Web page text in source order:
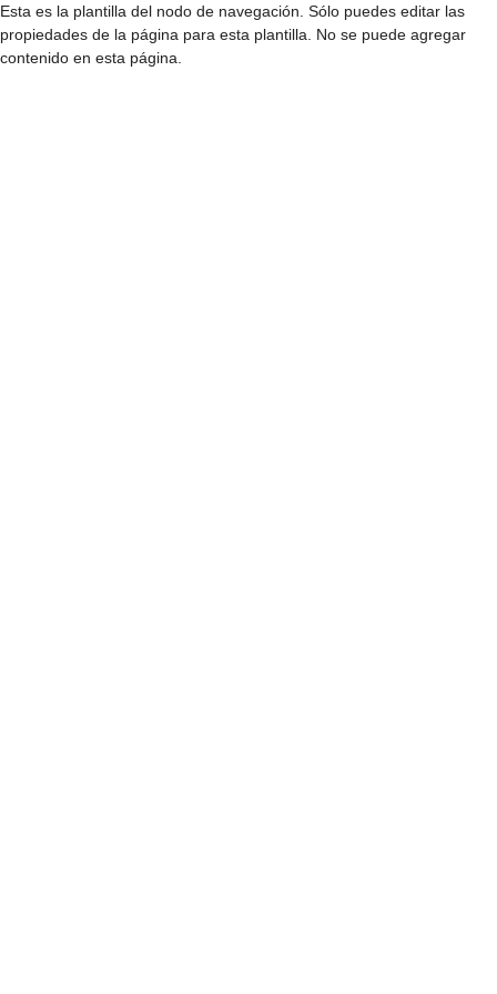
Esta es la plantilla del nodo de navegación. Sólo puedes editar las
propiedades de la página para esta plantilla. No se puede agregar
contenido en esta página.